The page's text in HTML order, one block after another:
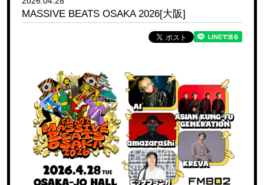
MASSIVE BEATS OSAKA 2026[大阪]